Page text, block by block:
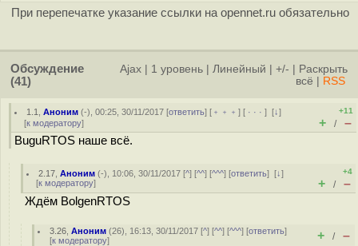
При перепечатке указание ссылки на opennet.ru обязательно
Обсуждение
(41)
Ajax 1 уровень Линейный +/-
Раскрыть
всё
RSS
1.1 ,Аноним (-), 00:25, 30/11/2017 [ответить] [ ﹢﹢﹢] [ · · ·][↓]
[к модератору]
+11
+ / –
BuguRTOS наше всё.
2.17 ,Аноним (-), 10:06, 30/11/2017 [^] [^^] [^^^] [ответить][↓]
[к модератору]
+4
+ / –
Ждём BolgenRTOS
3.26 ,Аноним (26), 16:13, 30/11/2017 [^] [^^] [^^^] [ответить]
[к модератору] + / –